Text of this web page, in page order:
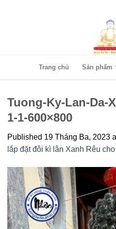
Trang chủ Sản phẩm
Tuong-Ky-Lan-Da-
1-1-600×800
Published 19 Tháng Ba, 2023
lắp đặt đôi kì lân Xanh Rêu